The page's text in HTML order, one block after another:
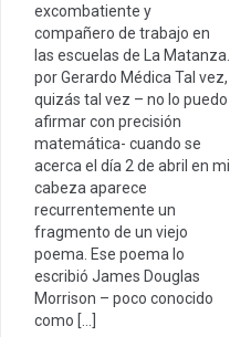
excombatiente y
compañero de trabajo en
las escuelas de La Matanza.
por Gerardo Médica Tal vez,
quizás tal vez – no lo puedo
afirmar con precisión
matemática- cuando se
acerca el día 2 de abril en mi
cabeza aparece
recurrentemente un
fragmento de un viejo
poema. Ese poema lo
escribió James Douglas
Morrison – poco conocido
como […]